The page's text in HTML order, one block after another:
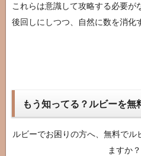
これらは意識して攻略する必要が
後回しにしつつ、自然に数を消化
もう知ってる？ルビーを無
ルビーでお困りの方へ、無料で
ますか